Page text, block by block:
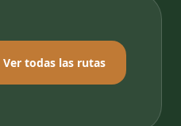
Ver todas las rutas